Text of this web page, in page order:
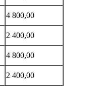
4 800,00
2 400,00
4 800,00
2 400,00